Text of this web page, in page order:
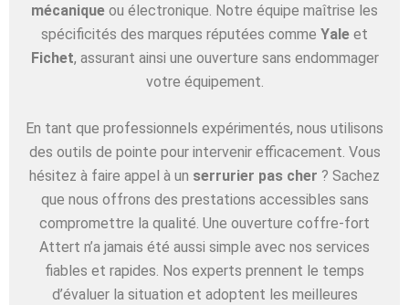
mécanique ou électronique. Notre équipe maîtrise les
spécificités des marques réputées comme Yale et
Fichet, assurant ainsi une ouverture sans endommager
votre équipement.
En tant que professionnels expérimentés, nous utilisons
des outils de pointe pour intervenir efficacement. Vous
hésitez à faire appel à un serrurier pas cher ? Sachez
que nous offrons des prestations accessibles sans
compromettre la qualité. Une ouverture coffre-fort
Attert n’a jamais été aussi simple avec nos services
fiables et rapides. Nos experts prennent le temps
d’évaluer la situation et adoptent les meilleures